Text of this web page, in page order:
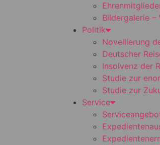
Bildergalerie –
Politik
Novellierung
Deutscher
Insolvenz der
Studie zur
Studie zur
Service